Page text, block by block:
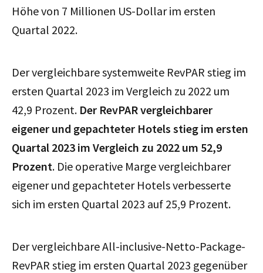
Höhe von 7 Millionen US-Dollar im ersten
Quartal 2022.
Der vergleichbare systemweite RevPAR stieg im
ersten Quartal 2023 im Vergleich zu 2022 um
42,9 Prozent. Der RevPAR vergleichbarer
eigener und gepachteter Hotels stieg im ersten
Quartal 2023 im Vergleich zu 2022 um 52,9
Prozent. Die operative Marge vergleichbarer
eigener und gepachteter Hotels verbesserte
sich im ersten Quartal 2023 auf 25,9 Prozent.
Der vergleichbare All-inclusive-Netto-Package-
RevPAR stieg im ersten Quartal 2023 gegenüber